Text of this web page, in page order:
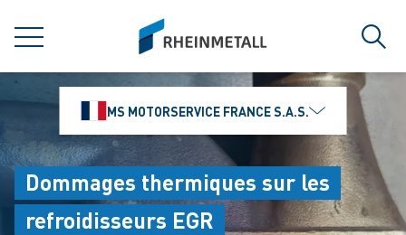
MENU
siteLogo
MS MOTORSERVICE FRANCE S.A.S.
Dommages thermiques sur les
refroidisseurs EGR